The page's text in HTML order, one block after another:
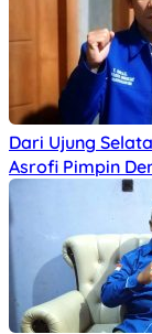
Dari Ujung
Asrofi Pimpin